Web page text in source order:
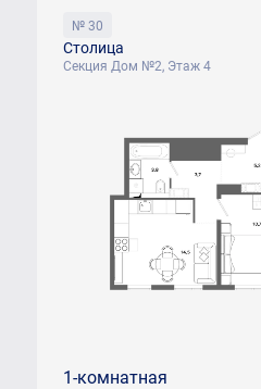
№ 30
Столица
Секция Дом №2, Этаж 4
1-комнатная